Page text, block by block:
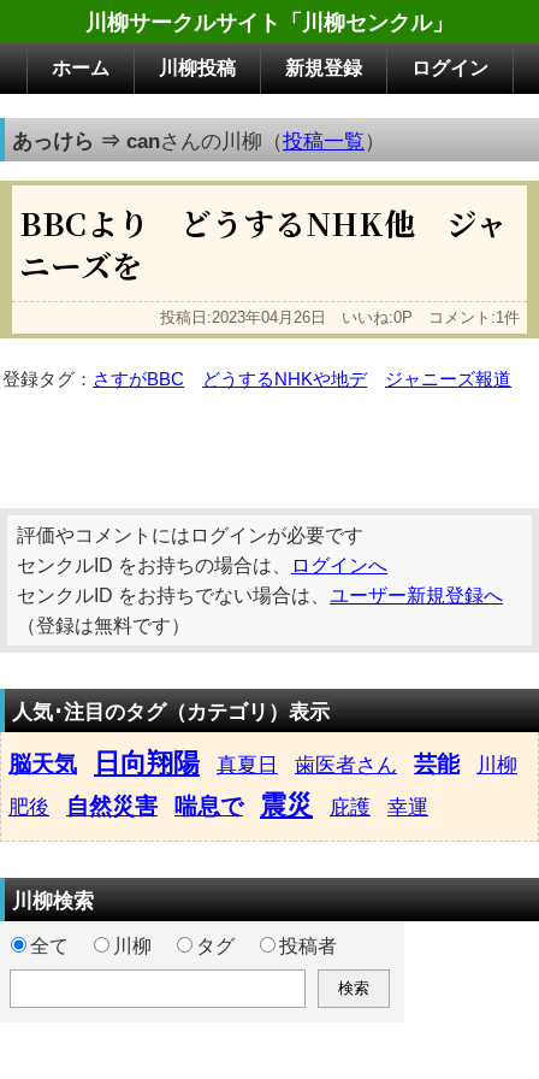
川柳サークルサイト「川柳センクル」
ホーム 川柳投稿 新規登録 ログイン
あっけら ⇒ canさんの川柳（投稿一覧）
BBCより どうするNHK他 ジャ
ニーズを
投稿日:2023年04月26日 いいね:0P コメント:1件
登録タグ： さすがBBC どうするNHKや地デ ジャニーズ報道
評価やコメントにはログインが必要です
センクルID をお持ちの場合は、
ログインへ
センクルID をお持ちでない場合は、 ユーザー新規登録へ
（登録は無料です）
人気･注目のタグ（カテゴリ）表示
脳天気 日向翔陽 真夏日 歯医者さん 芸能
川柳
肥後
自然災害 喘息で 震災 庇護 幸運
川柳検索
全て 川柳 タグ 投稿者